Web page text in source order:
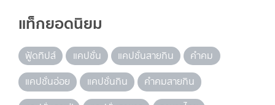
แท็กยอดนิยม
ฟู้ดทิปส์ แคปชั่น แคปชั่นสายกิน
คำคม
แคปชั่นอ่อย
แคปชั่นกิน
คำคมสายกิน